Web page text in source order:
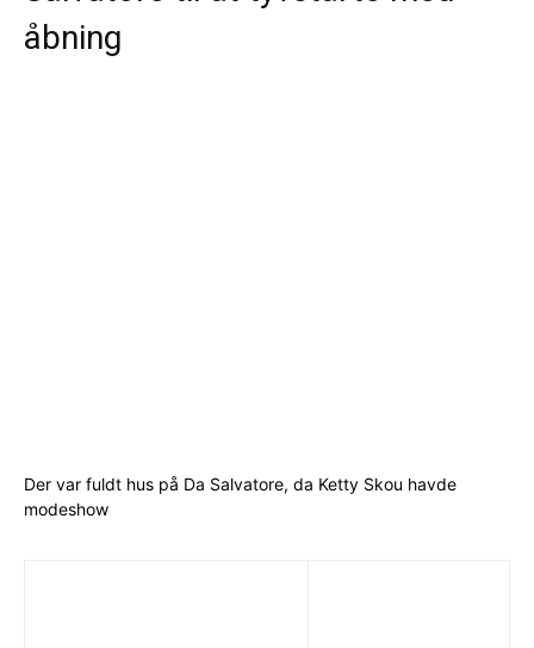
åbning
Der var fuldt hus på Da Salvatore, da Ketty Skou havde
modeshow